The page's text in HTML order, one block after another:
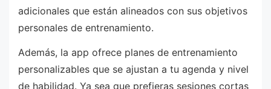
adicionales que están alineados con sus objetivos
personales de entrenamiento.
Además, la app ofrece planes de entrenamiento
personalizables que se ajustan a tu agenda y nivel
de habilidad. Ya sea que prefieras sesiones cortas